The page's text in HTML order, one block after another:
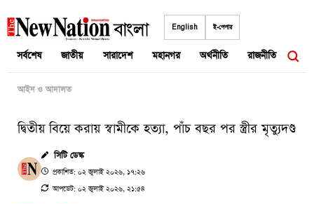
to
English ই-পেপার
সর্বশেষ জাতীয় সারাদেশ মহানগর অর্থনীতি রাজনীতি
আইন ও আদালত
দ্বিতীয় বিয়ে করায় স্বামীকে হত্যা, পাঁচ বছর পর স্ত্রীর মৃত্যুদণ্ড
সিটি ডেস্ক
প্রকাশিত: ০২ জুলাই ২০২৬, ১৭:২৬
আপডেট: ০২ জুলাই ২০২৬, ২১:৫৪